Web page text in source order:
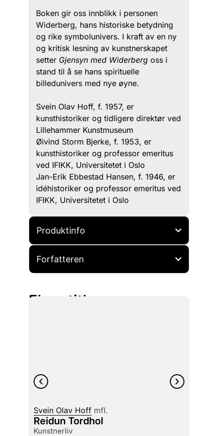
Boken gir oss innblikk i personen
Widerberg, hans historiske betydning
og rike symbolunivers. I kraft av en ny
og kritisk lesning av kunstnerskapet
setter Gjensyn med Widerberg oss i
stand til å se hans spirituelle
billedunivers med nye øyne.
Svein Olav Hoff, f. 1957, er
kunsthistoriker og tidligere direktør ved
Lillehammer Kunstmuseum
Øivind Storm Bjerke, f. 1953, er
kunsthistoriker og professor emeritus
ved IFIKK, Universitetet i Oslo
Jan-Erik Ebbestad Hansen, f. 1946, er
idéhistoriker og professor emeritus ved
IFIKK, Universitetet i Oslo
Produktinfo
Forfatteren
Flere titler
Svein Olav Hoffmfl.
Reidun Tordhol
kunstnerliv